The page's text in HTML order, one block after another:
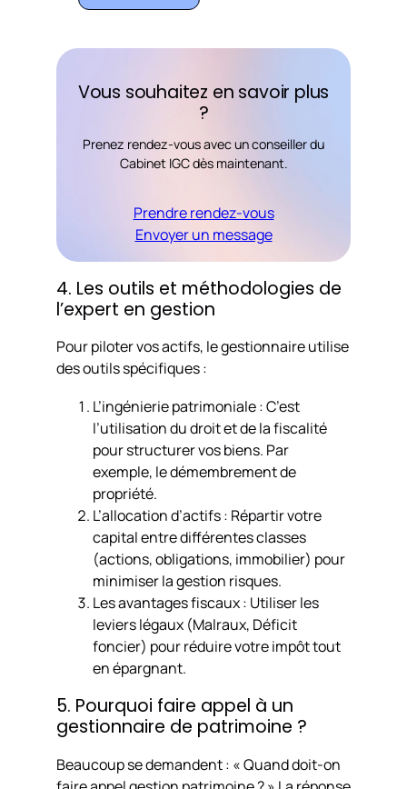
Vous souhaitez en savoir plus
?
Prenez rendez-vous avec un conseiller du
Cabinet IGC dès maintenant.
Prendre rendez-vous
Envoyer un message
4. Les outils et méthodologies de
l’expert en gestion
Pour piloter vos actifs, le gestionnaire utilise
des outils spécifiques :
L’ingénierie patrimoniale : C’est
l’utilisation du droit et de la fiscalité
pour structurer vos biens. Par
exemple, le démembrement de
propriété.
L’allocation d’actifs : Répartir votre
capital entre différentes classes
(actions, obligations, immobilier) pour
minimiser la gestion risques.
Les avantages fiscaux : Utiliser les
leviers légaux (Malraux, Déficit
foncier) pour réduire votre impôt tout
en épargnant.
5. Pourquoi faire appel à un
gestionnaire de patrimoine ?
Beaucoup se demandent : «Quand doit-on